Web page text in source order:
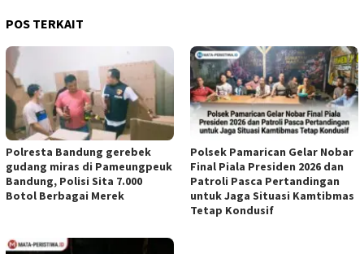
POS TERKAIT
Polresta Bandung gerebek
gudang miras di Pameungpeuk
Bandung, Polisi Sita 7.000
Botol Berbagai Merek
Polsek Pamarican Gelar Nobar
Final Piala Presiden 2026 dan
Patroli Pasca Pertandingan
untuk Jaga Situasi Kamtibmas
Tetap Kondusif